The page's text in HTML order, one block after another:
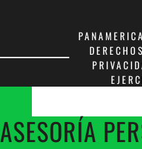
ASESORÍA